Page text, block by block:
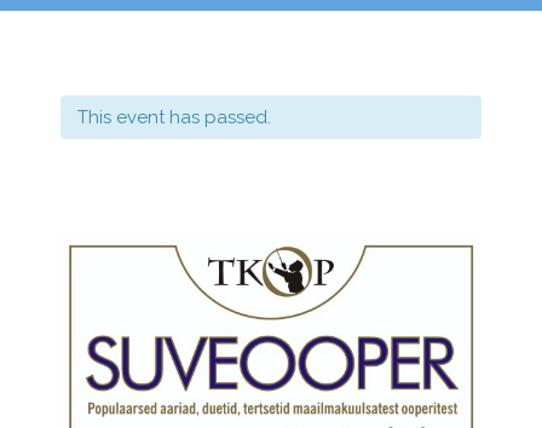
This event has passed.